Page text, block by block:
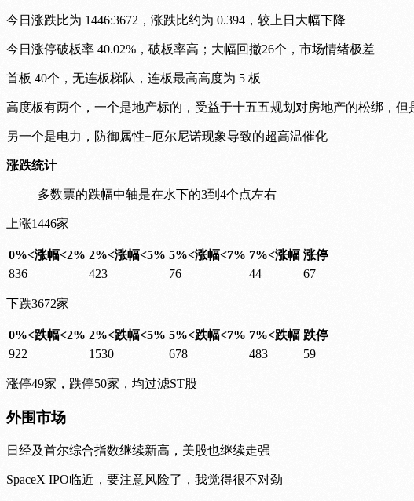
今日涨跌比为 1446:3672，涨跌比约为 0.394，较上日大幅下降
今日涨停破板率 40.02%，破板率高；大幅回撤26个，市场情绪极差
首板 40个，无连板梯队，连板最高高度为 5 板
高度板有两个，一个是地产标的，受益于十五五规划对房地产的松绑，
另一个是电力，防御属性+厄尔尼诺现象导致的超高温催化
涨跌统计
多数票的跌幅中轴是在水下的3到4个点左右
上涨1446家
0%<涨幅<2% 2%<涨幅<5% 5%<涨幅<7% 7%<涨幅 涨停
836
423 76 44 67
下跌3672家
0%<跌幅<2% 2%<跌幅<5% 5%<跌幅<7% 7%<跌幅 跌停
922
1530 678 483 59
涨停49家，跌停50家，均过滤ST股
外围市场
日经及首尔综合指数继续新高，美股也继续走强
SpaceX IPO临近，要注意风险了，我觉得很不对劲